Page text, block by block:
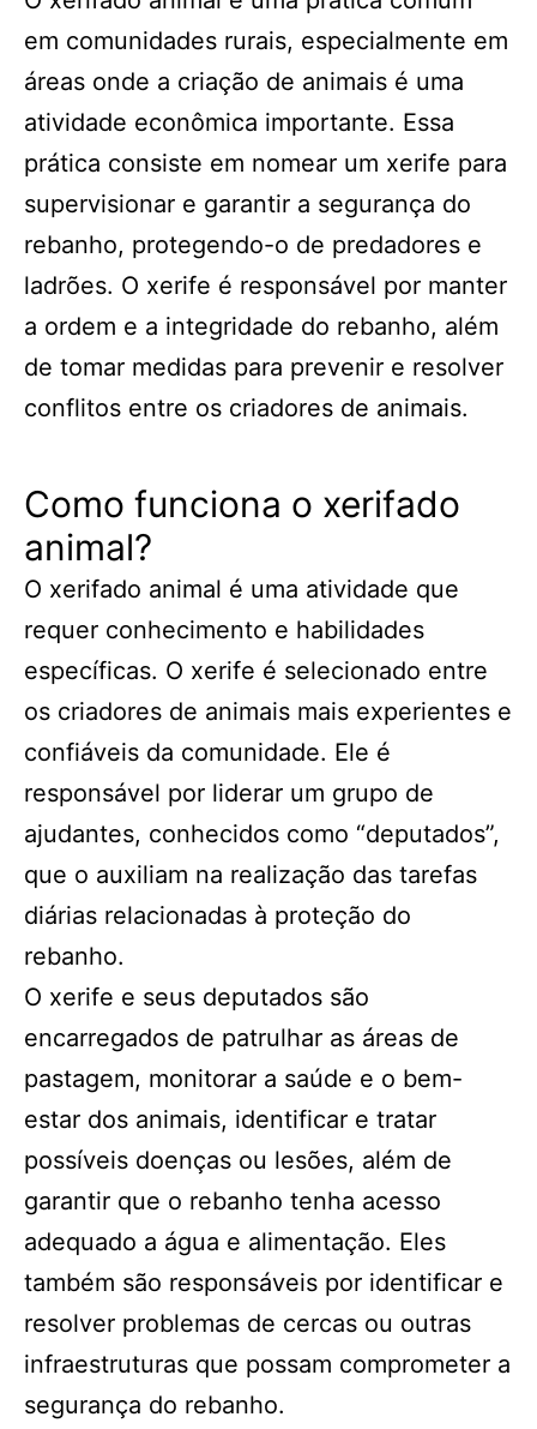
em comunidades rurais, especialmente em
áreas onde a criação de animais é uma
atividade econômica importante. Essa
prática consiste em nomear um xerife para
supervisionar e garantir a segurança do
rebanho, protegendo-o de predadores e
ladrões. O xerife é responsável por manter
a ordem e a integridade do rebanho, além
de tomar medidas para prevenir e resolver
conflitos entre os criadores de animais.
Como funciona o xerifado
animal?
O xerifado animal é uma atividade que
requer conhecimento e habilidades
específicas. O xerife é selecionado entre
os criadores de animais mais experientes e
confiáveis da comunidade. Ele é
responsável por liderar um grupo de
ajudantes, conhecidos como “deputados”,
que o auxiliam na realização das tarefas
diárias relacionadas à proteção do
rebanho.
O xerife e seus deputados são
encarregados de patrulhar as áreas de
pastagem, monitorar a saúde e o bem-
estar dos animais, identificar e tratar
possíveis doenças ou lesões, além de
garantir que o rebanho tenha acesso
adequado a água e alimentação. Eles
também são responsáveis por identificar e
resolver problemas de cercas ou outras
infraestruturas que possam comprometer a
segurança do rebanho.